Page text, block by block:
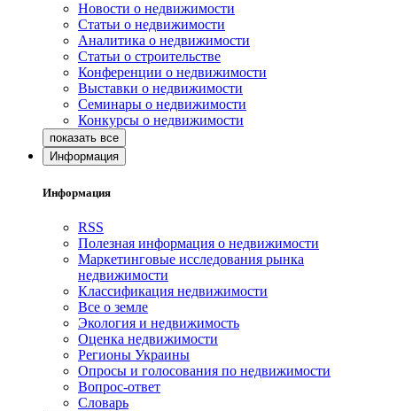
Новости о недвижимости
Статьи о недвижимости
Аналитика о недвижимости
Статьи о строительстве
Конференции о недвижимости
Выставки о недвижимости
Семинары о недвижимости
Конкурсы о недвижимости
Информация
Информация
RSS
Полезная информация о недвижимости
Маркетинговые исследования рынка
недвижимости
Классификация недвижимости
Все о земле
Экология и недвижимость
Оценка недвижимости
Регионы Украины
Опросы и голосования по недвижимости
Вопрос-ответ
Словарь